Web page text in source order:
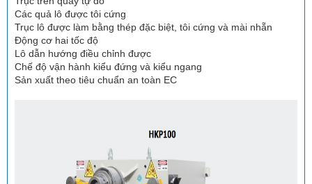
Các quả lô được tôi cứng
Trục lô được làm bằng thép đặc biệt, tôi cứng và mài nhẵn
Động cơ hai tốc độ
Lô dẫn hướng điều chỉnh được
Chế độ vận hành kiểu đứng và kiểu ngang
Sản xuất theo tiêu chuẩn an toàn EC